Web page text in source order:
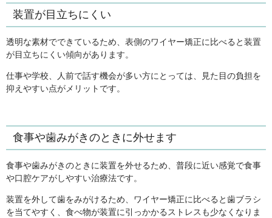
装置が目立ちにくい
透明な素材でできているため、表側のワイヤー矯正に比べると装置
が目立ちにくい傾向があります。
仕事や学校、人前で話す機会が多い方にとっては、見た目の負担を
抑えやすい点がメリットです。
食事や歯みがきのときに外せます
食事や歯みがきのときに装置を外せるため、普段に近い感覚で食事
や口腔ケアがしやすい治療法です。
装置を外して歯をみがけるため、ワイヤー矯正に比べると歯ブラシ
を当てやすく、食べ物が装置に引っかかるストレスも少なくなりま